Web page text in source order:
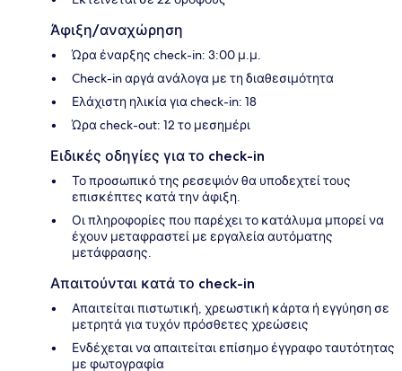
Άφιξη/αναχώρηση
Ώρα έναρξης check-in: 3:00 μ.μ.
Check-in αργά ανάλογα με τη διαθεσιμότητα
Ελάχιστη ηλικία για check-in: 18
Ώρα check-out: 12 το μεσημέρι
Ειδικές οδηγίες για το check-in
Το προσωπικό της ρεσεψιόν θα υποδεχτεί τους
επισκέπτες κατά την άφιξη.
Οι πληροφορίες που παρέχει το κατάλυμα μπορεί να
έχουν μεταφραστεί με εργαλεία αυτόματης
μετάφρασης.
Απαιτούνται κατά το check-in
Απαιτείται πιστωτική, χρεωστική κάρτα ή εγγύηση σε
μετρητά για τυχόν πρόσθετες χρεώσεις
Ενδέχεται να απαιτείται επίσημο έγγραφο ταυτότητας
με φωτογραφία